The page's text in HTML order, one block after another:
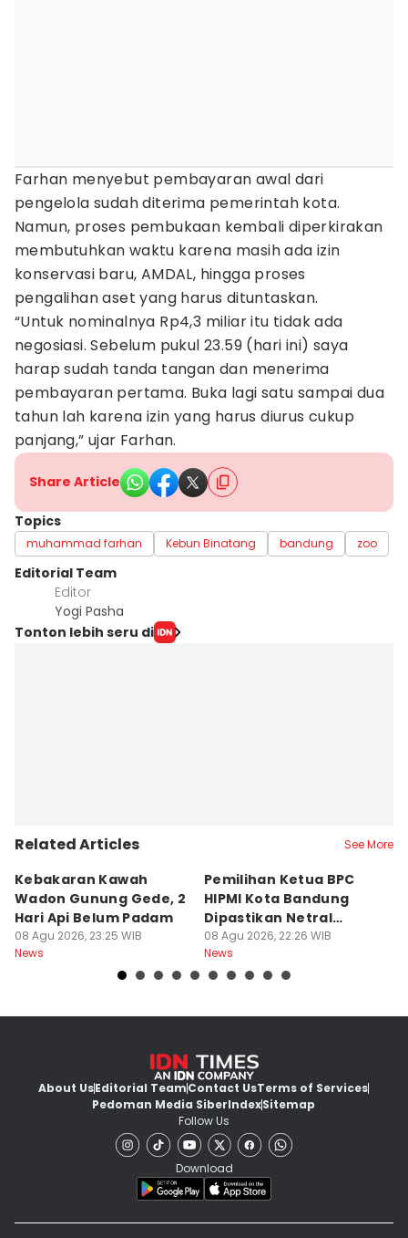
Farhan menyebut pembayaran awal dari
pengelola sudah diterima pemerintah kota.
Namun, proses pembukaan kembali diperkirakan
membutuhkan waktu karena masih ada izin
konservasi baru, AMDAL, hingga proses
pengalihan aset yang harus dituntaskan.
“Untuk nominalnya Rp4,3 miliar itu tidak ada
negosiasi. Sebelum pukul 23.59 (hari ini) saya
harap sudah tanda tangan dan menerima
pembayaran pertama. Buka lagi satu sampai dua
tahun lah karena izin yang harus diurus cukup
panjang,” ujar Farhan.
Share Article
Topics
muhammad farhan Kebun Binatang bandung zoo
Editorial Team
Editor
Yogi Pasha
Tonton lebih seru di
Related Articles See More
Kebakaran Kawah
Wadon Gunung Gede, 2
Hari Api Belum Padam
08 Agu 2026, 23:25 WIB
News
Pemilihan Ketua BPC
HIPMI Kota Bandung
Dipastikan Netral
Tanpa Tekanan
08 Agu 2026, 22:26 WIB
News
About UsEditorial TeamContact UsTerms of Services
Pedoman Media SiberIndexSitemap
Follow Us
Download